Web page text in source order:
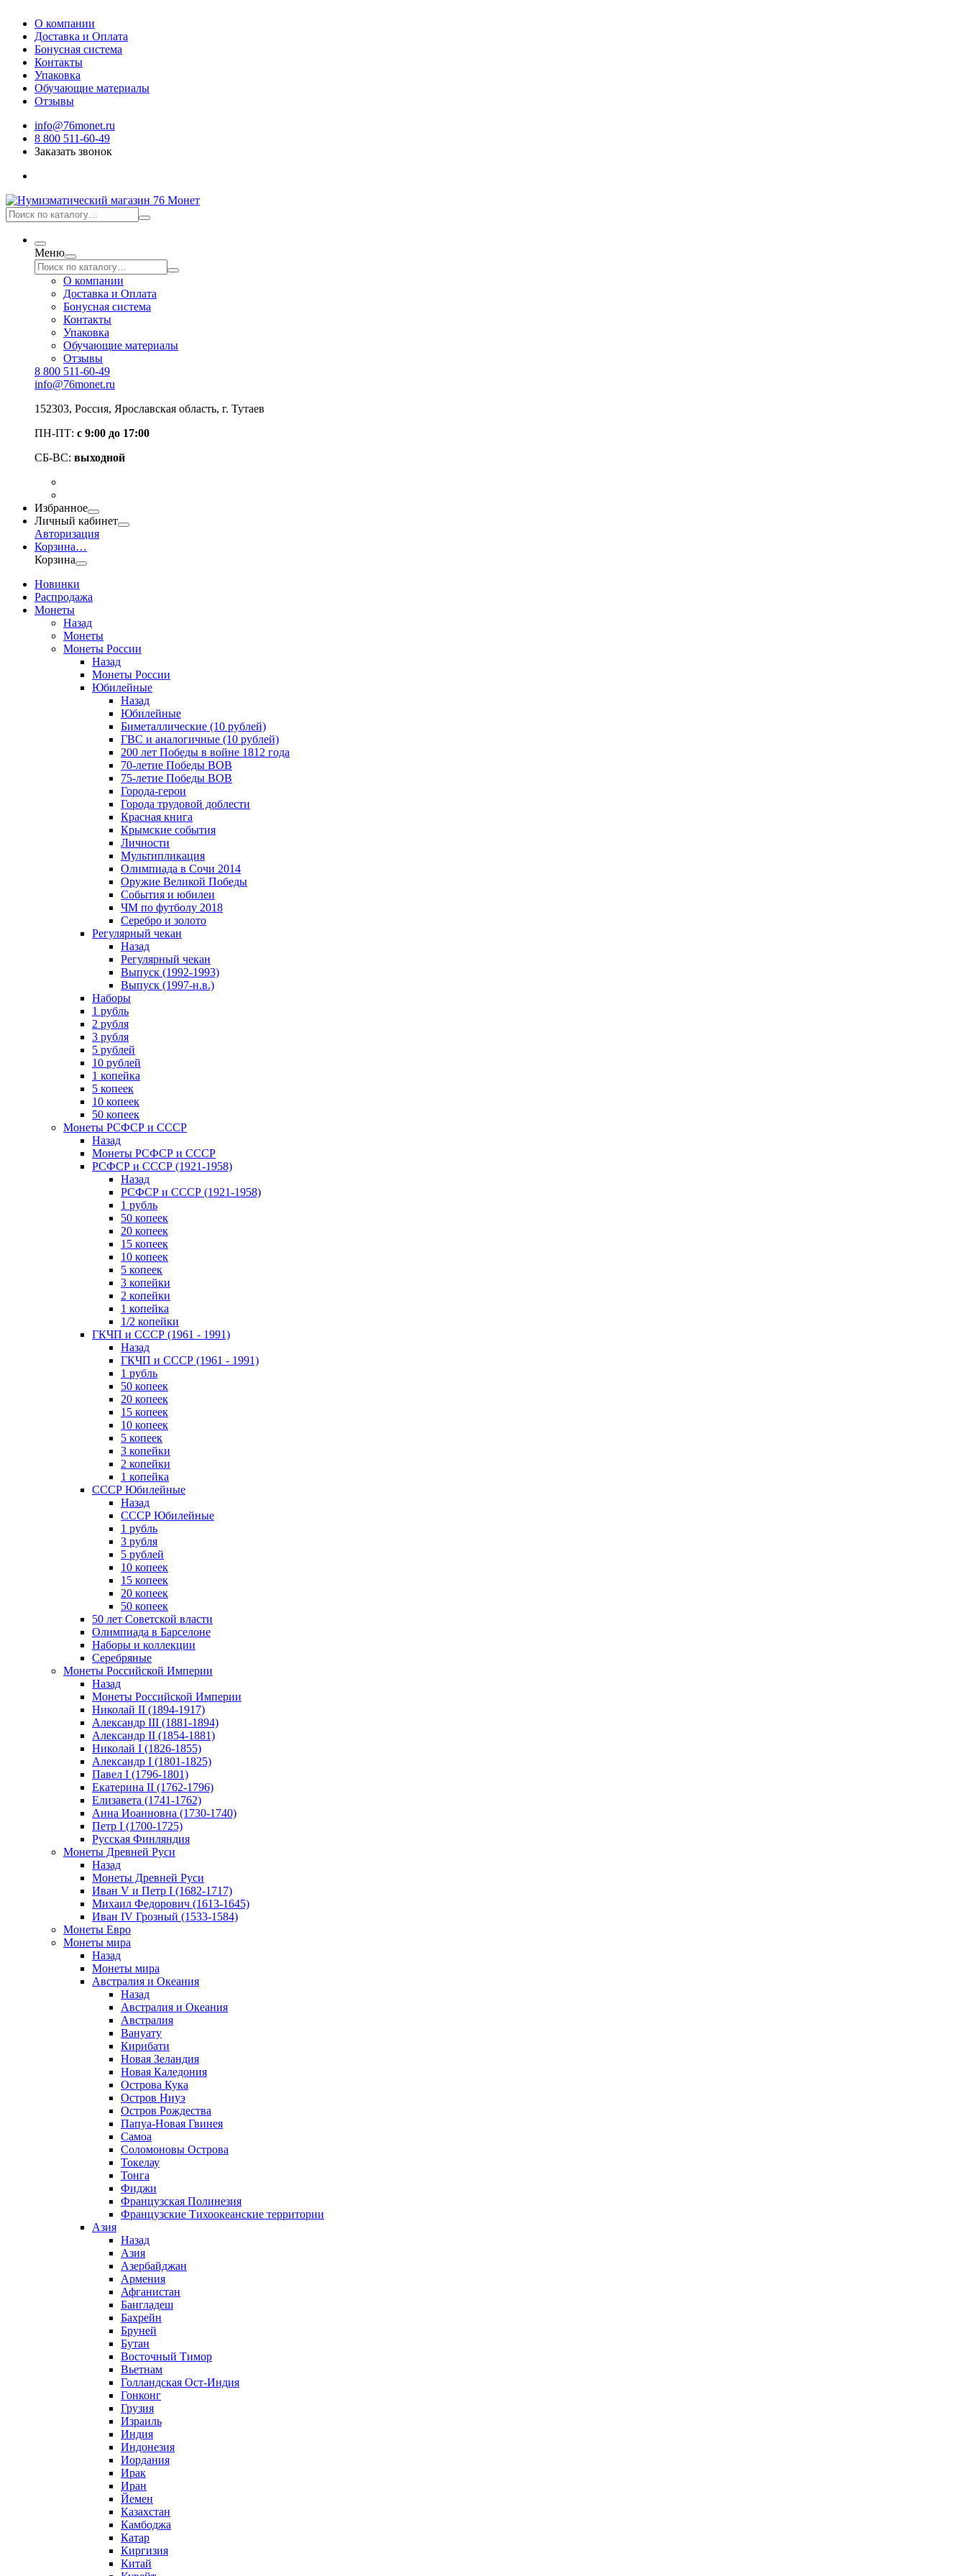
О компании
Доставка и Оплата
Бонусная система
Контакты
Упаковка
Обучающие материалы
Отзывы
info@76monet.ru
8 800 511-60-49
Заказать звонок
Меню
О компании
Доставка и Оплата
Бонусная система
Контакты
Упаковка
Обучающие материалы
Отзывы
8 800 511-60-49
info@76monet.ru
152303, Россия, Ярославская область, г. Тутаев
ПН-ПТ: с 9:00 до 17:00
СБ-ВС: выходной
Избранное
Личный кабинет
Авторизация
Корзина…
Корзина
Новинки
Распродажа
Монеты
Назад
Монеты
Монеты России
Назад
Монеты России
Юбилейные
Назад
Юбилейные
Биметаллические (10 рублей)
ГВС и аналогичные (10 рублей)
200 лет Победы в войне 1812 года
70-летие Победы ВОВ
75-летие Победы ВОВ
Города-герои
Города трудовой доблести
Красная книга
Крымские события
Личности
Мультипликация
Олимпиада в Сочи 2014
Оружие Великой Победы
События и юбилеи
ЧМ по футболу 2018
Серебро и золото
Регулярный чекан
Назад
Регулярный чекан
Выпуск (1992-1993)
Выпуск (1997-н.в.)
Наборы
1 рубль
2 рубля
3 рубля
5 рублей
10 рублей
1 копейка
5 копеек
10 копеек
50 копеек
Монеты РСФСР и СССР
Назад
Монеты РСФСР и СССР
РСФСР и СССР (1921-1958)
Назад
РСФСР и СССР (1921-1958)
1 рубль
50 копеек
20 копеек
15 копеек
10 копеек
5 копеек
3 копейки
2 копейки
1 копейка
1/2 копейки
ГКЧП и СССР (1961 - 1991)
Назад
ГКЧП и СССР (1961 - 1991)
1 рубль
50 копеек
20 копеек
15 копеек
10 копеек
5 копеек
3 копейки
2 копейки
1 копейка
СССР Юбилейные
Назад
СССР Юбилейные
1 рубль
3 рубля
5 рублей
10 копеек
15 копеек
20 копеек
50 копеек
50 лет Советской власти
Олимпиада в Барселоне
Наборы и коллекции
Серебряные
Монеты Российской Империи
Назад
Монеты Российской Империи
Николай II (1894-1917)
Александр III (1881-1894)
Александр II (1854-1881)
Николай I (1826-1855)
Александр I (1801-1825)
Павел I (1796-1801)
Екатерина II (1762-1796)
Елизавета (1741-1762)
Анна Иоанновна (1730-1740)
Петр I (1700-1725)
Русская Финляндия
Монеты Древней Руси
Назад
Монеты Древней Руси
Иван V и Петр I (1682-1717)
Михаил Федорович (1613-1645)
Иван IV Грозный (1533-1584)
Монеты Евро
Монеты мира
Назад
Монеты мира
Австралия и Океания
Назад
Австралия и Океания
Австралия
Вануату
Кирибати
Новая Зеландия
Новая Каледония
Острова Кука
Остров Ниуэ
Остров Рождества
Папуа-Новая Гвинея
Самоа
Соломоновы Острова
Токелау
Тонга
Фиджи
Французская Полинезия
Французские Тихоокеанские территории
Азия
Назад
Азия
Азербайджан
Армения
Афганистан
Бангладеш
Бахрейн
Бруней
Бутан
Восточный Тимор
Вьетнам
Голландская Ост-Индия
Гонконг
Грузия
Израиль
Индия
Индонезия
Иордания
Ирак
Иран
Йемен
Казахстан
Камбоджа
Катар
Киргизия
Китай